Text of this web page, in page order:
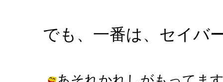
でも、一番は、セイバ